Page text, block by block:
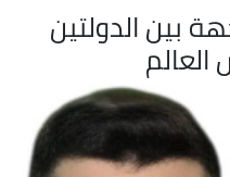
بين الدولتين